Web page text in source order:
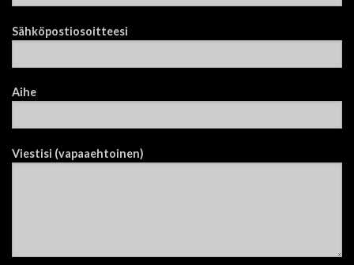
Sähköpostiosoitteesi
Aihe
Viestisi (vapaaehtoinen)